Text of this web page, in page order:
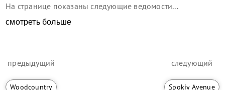
На странице показаны следующие ведомости...
смотреть больше
предыдущий
Woodcountry
следующий
Spokiy Avenue